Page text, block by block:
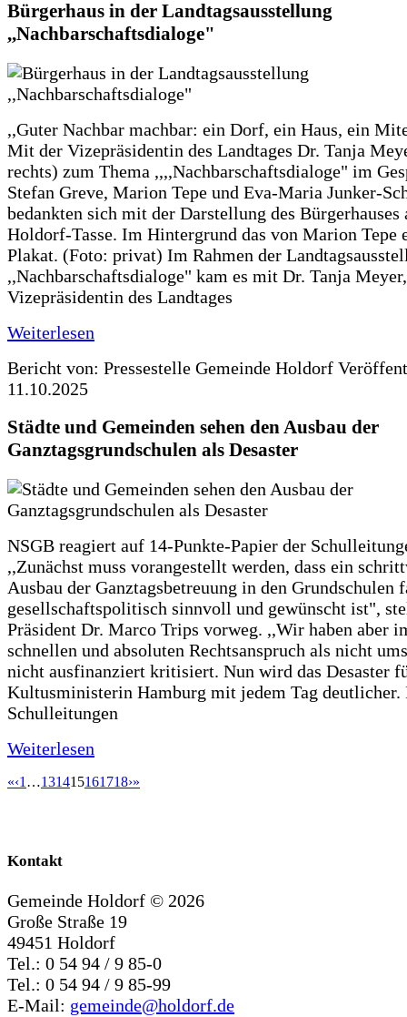
Bürgerhaus in der Landtagsausstellung
,,Nachbarschaftsdialoge"
,,Guter Nachbar machbar: ein Dorf, ein Haus, ein
Mit der Vizepräsidentin des Landtages Dr. Tanja
rechts) zum Thema ,,,,Nachbarschaftsdialoge" im
Stefan Greve, Marion Tepe und Eva-Maria Junker-
bedankten sich mit der Darstellung des Bürgerhauses
Holdorf-Tasse. Im Hintergrund das von Marion Tepe
Plakat. (Foto: privat) Im Rahmen der
,,Nachbarschaftsdialoge" kam es mit Dr. Tanja Meyer,
Vizepräsidentin des Landtages
Weiterlesen
Bericht von: Pressestelle Gemeinde Holdorf
11.10.2025
Städte und Gemeinden sehen den Ausbau der
Ganztagsgrundschulen als Desaster
NSGB reagiert auf 14-Punkte-Papier der
,,Zunächst muss vorangestellt werden, dass ein
Ausbau der Ganztagsbetreuung in den Grundschulen
gesellschaftspolitisch sinnvoll und gewünscht ist",
Präsident Dr. Marco Trips vorweg. ,,Wir haben aber
schnellen und absoluten Rechtsanspruch als nicht
nicht ausfinanziert kritisiert. Nun wird das Desaster
Kultusministerin Hamburg mit jedem Tag deutlicher.
Schulleitungen
Weiterlesen
«‹1 …131415161718›»
Kontakt
Gemeinde Holdorf © 2026
Große Straße 19
49451 Holdorf
Tel.: 0 54 94 / 9 85-0
Tel.: 0 54 94 / 9 85-99
E-Mail: gemeinde@holdorf.de